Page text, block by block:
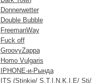
Donnerwetter
Double Bubble
FreemanWay
Fuck off
GroovyZappa
Homo Vulgaris
IPHONE-и-Рында
ITS (Stinkie/ S.T.I.N.K.I.E/ Sti/